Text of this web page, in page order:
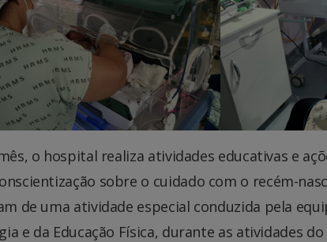
o hospital realiza atividades educativas e
sobre o cuidado com o recém-
de uma atividade especial conduzida pela
e da Educação Física, durante as atividades